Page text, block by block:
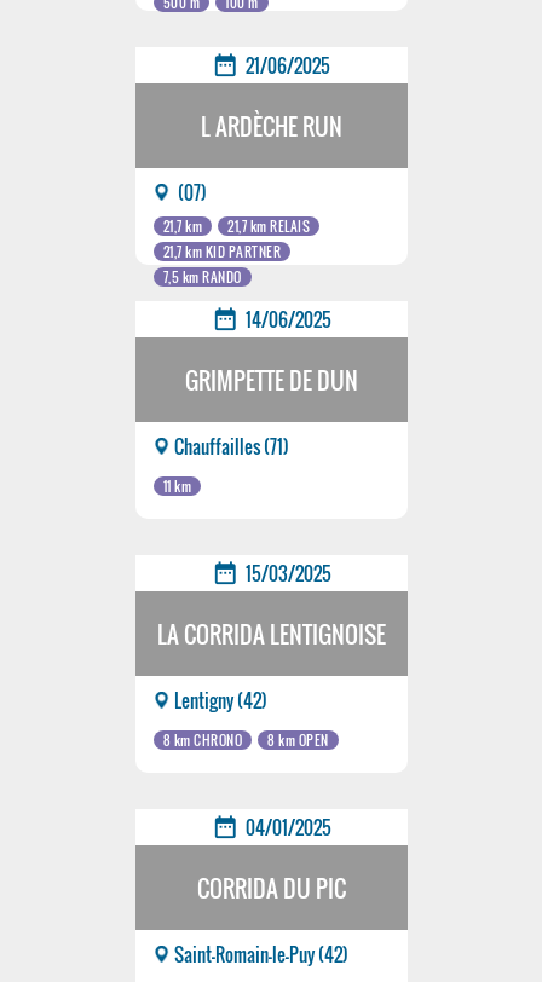
date_range 21/06/2025
L ARDÈCHE RUN
(07)
21,7 km
21,7 km RELAIS
21,7 km KID PARTNER
7,5 km RANDO
date_range 14/06/2025
GRIMPETTE DE DUN
Chauffailles (71)
11 km
date_range 15/03/2025
LA CORRIDA LENTIGNOISE
Lentigny (42)
8 km CHRONO 8 km OPEN
date_range 04/01/2025
CORRIDA DU PIC
Saint-Romain-le-Puy (42)